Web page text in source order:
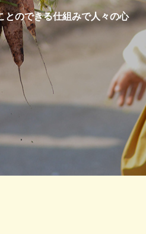
とのできる仕組みで人々の心